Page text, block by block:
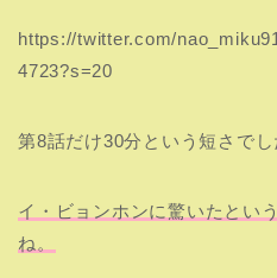
https://twitter.com/
4723?s=20
第8話だけ30分という短さでし
イ・ビョンホンに驚いたとい
ね。